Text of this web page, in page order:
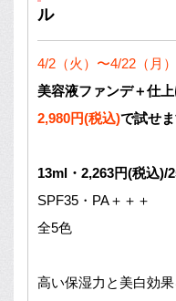
ル
4/2（火）〜4/22（月
美容液ファンデ＋仕
2,980円(税込)で試せ
13ml・2,263円(税込)/
SPF35・PA＋＋＋
全5色
高い保湿力と美白効